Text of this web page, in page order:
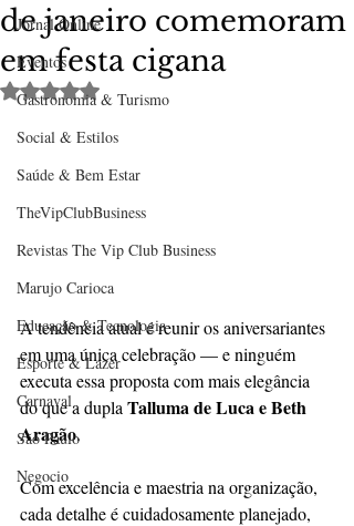
Jornal Online
Eventos
Gastronomia & Turismo
Social & Estilos
Saúde & Bem Estar
TheVipClubBusiness
Revistas The Vip Club Business
Marujo Carioca
Educação & Tecnologia
Esporte & Lazer
Carnaval
São Paulo
Negocio
de janeiro comemoram
em festa cigana
Avaliado com NaN de 5 estrelas.
A tendência atual é reunir os aniversariantes
em uma única celebração — e ninguém
executa essa proposta com mais elegância
do que a dupla Talluma de Luca e Beth
Aragão.
Com excelência e maestria na organização,
cada detalhe é cuidadosamente planejado,